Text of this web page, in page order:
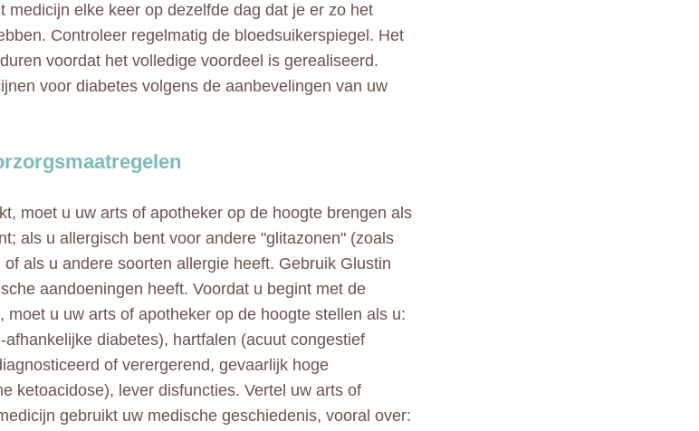
medicijn elke keer op dezelfde dag dat je er zo het
Controleer regelmatig de bloedsuikerspiegel. Het
voordat het volledige voordeel is gerealiseerd.
voor diabetes volgens de aanbevelingen van uw
moet u uw arts of apotheker op de hoogte brengen als
als u allergisch bent voor andere "glitazonen" (zoals
als u andere soorten allergie heeft. Gebruik Glustin
aandoeningen heeft. Voordat u begint met de
moet u uw arts of apotheker op de hoogte stellen als u:
diabetes), hartfalen (acuut congestief
of verergerend, gevaarlijk hoge
ketoacidose), lever disfuncties. Vertel uw arts of
gebruikt uw medische geschiedenis, vooral over: